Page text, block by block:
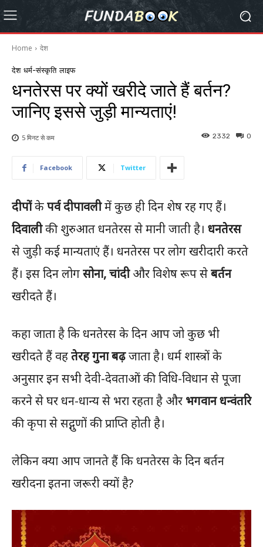
Home देश
देश धर्म-संस्कृति लाइफ
धनतेरस पर क्यों खरीदे जाते हैं बर्तन?
जानिए इससे जुड़ी मान्यताएं!
0
2332
5 मिनट सेकम
Facebook Twitter
दीपोंकेपर्व दीपावलीमें कुछ ही दिन शेष रह गए हैं।
दिवालीकी शुरुआत धनतेरस से मानी जाती है। धनतेरस
से जुड़ी कई मान्यताएं हैं। धनतेरस पर लोग खरीदारी करते
हैं। इस दिन लोगसोना, चांदीऔर विशेष रूप सेबर्तन
खरीदते हैं।
कहा जाता है कि धनतेरस के दिन आप जो कुछ भी
खरीदते हैं वहतेरह गुना बढ़जाता है। धर्म शास्त्रों के
अनुसार इन सभी देवी-देवताओं की विधि-विधान से पूजा
करने से घर धन-धान्य से भरा रहता है और भगवान धन्वंतरि
की कृपा से सद्गुणों की प्राप्ति होती है।
लेकिन क्या आप जानते हैं कि धनतेरस के दिन बर्तन
खरीदना इतना जरूरी क्यों है?